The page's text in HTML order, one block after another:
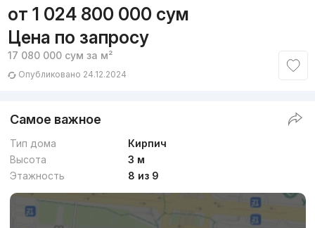
от 1 024 800 000 сум
Цена по запросу
17 080 000 сум за м²
Опубликовано 24.12.2024
Самое важное
Тип дома
Кирпич
Высота
3 м
Этажность
8 из 9